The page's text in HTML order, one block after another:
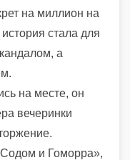
на миллион на
стала для
а
на месте, он
вечеринки
и Гоморра»,